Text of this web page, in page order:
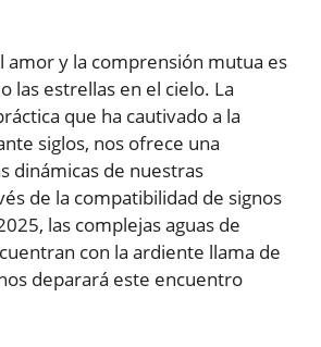
amor y la comprensión mutua es
las estrellas en el cielo. La
que ha cautivado a la
siglos, nos ofrece una
dinámicas de nuestras
de la compatibilidad de signos
las complejas aguas de
con la ardiente llama de
deparará este encuentro